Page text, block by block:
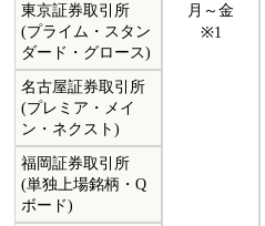
東京証券取引所
(プライム・スタン
ダード・グロース)
月～金
※1
名古屋証券取引所
(プレミア・メイ
ン・ネクスト)
福岡証券取引所
(単独上場銘柄・Q
ボード)